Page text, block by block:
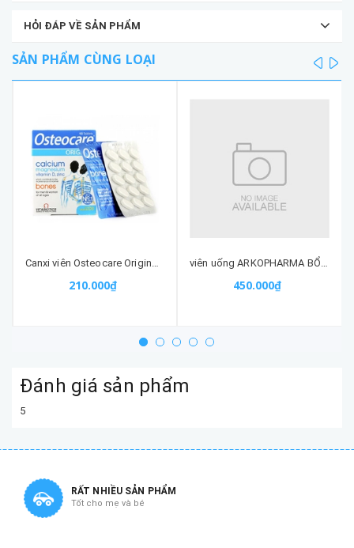
HỎI ĐÁP VỀ SẢN PHẨM
SẢN PHẨM CÙNG LOẠI
210.000₫ 450.000₫
prev
Đánh giá sản phẩm
5
RẤT NHIỀU SẢN PHẨM
Tốt cho mẹ và bé